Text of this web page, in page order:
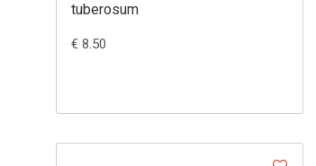
tuberosum
€ 8.50